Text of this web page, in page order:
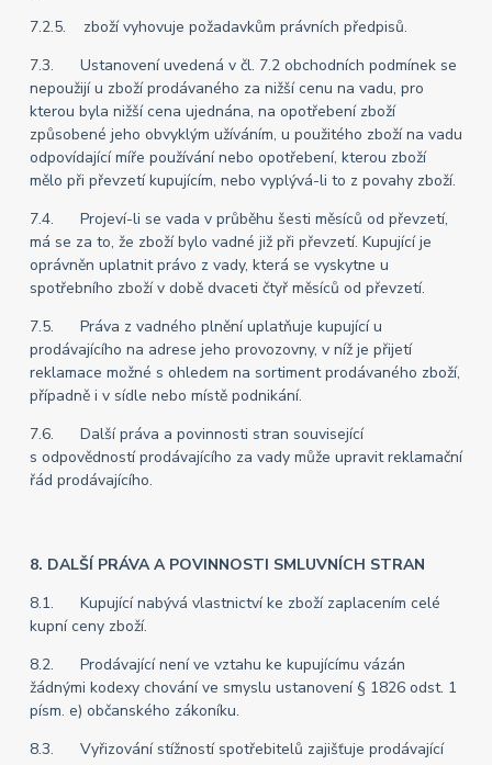
7.2.5. zboží vyhovuje požadavkům právních předpisů.
7.3. Ustanovení uvedená v čl. 7.2 obchodních podmínek se
nepoužijí u zboží prodávaného za nižší cenu na vadu, pro
kterou byla nižší cena ujednána, na opotřebení zboží
způsobené jeho obvyklým užíváním, u použitého zboží na vadu
odpovídající míře používání nebo opotřebení, kterou zboží
mělo při převzetí kupujícím, nebo vyplývá-li to z povahy zboží.
7.4. Projeví-li se vada v průběhu šesti měsíců od převzetí,
má se za to, že zboží bylo vadné již při převzetí. Kupující je
oprávněn uplatnit právo z vady, která se vyskytne u
spotřebního zboží v době dvaceti čtyř měsíců od převzetí.
7.5. Práva z vadného plnění uplatňuje kupující u
prodávajícího na adrese jeho provozovny, v níž je přijetí
reklamace možné s ohledem na sortiment prodávaného zboží,
případně i v sídle nebo místě podnikání.
7.6. Další práva a povinnosti stran související
s odpovědností prodávajícího za vady může upravit reklamační
řád prodávajícího.
8. DALŠÍ PRÁVA A POVINNOSTI SMLUVNÍCH STRAN
8.1. Kupující nabývá vlastnictví ke zboží zaplacením celé
kupní ceny zboží.
8.2. Prodávající není ve vztahu ke kupujícímu vázán
žádnými kodexy chování ve smyslu ustanovení § 1826 odst. 1
písm. e) občanského zákoníku.
8.3. Vyřizování stížností spotřebitelů zajišťuje prodávající